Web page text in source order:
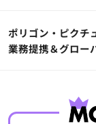
ポリゴン・ピクチ
業務提携＆グロー